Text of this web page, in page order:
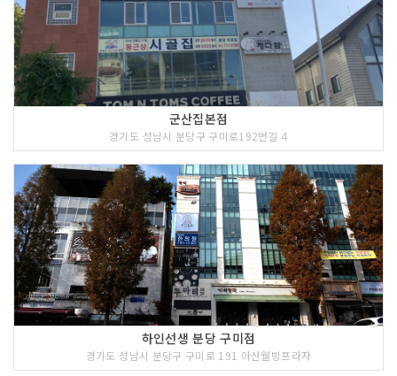
군산집본점
경기도 성남시 분당구 구미로192번길 4
하인선생 분당 구미점
경기도 성남시 분당구 구미로 191 아산웰빙프라자